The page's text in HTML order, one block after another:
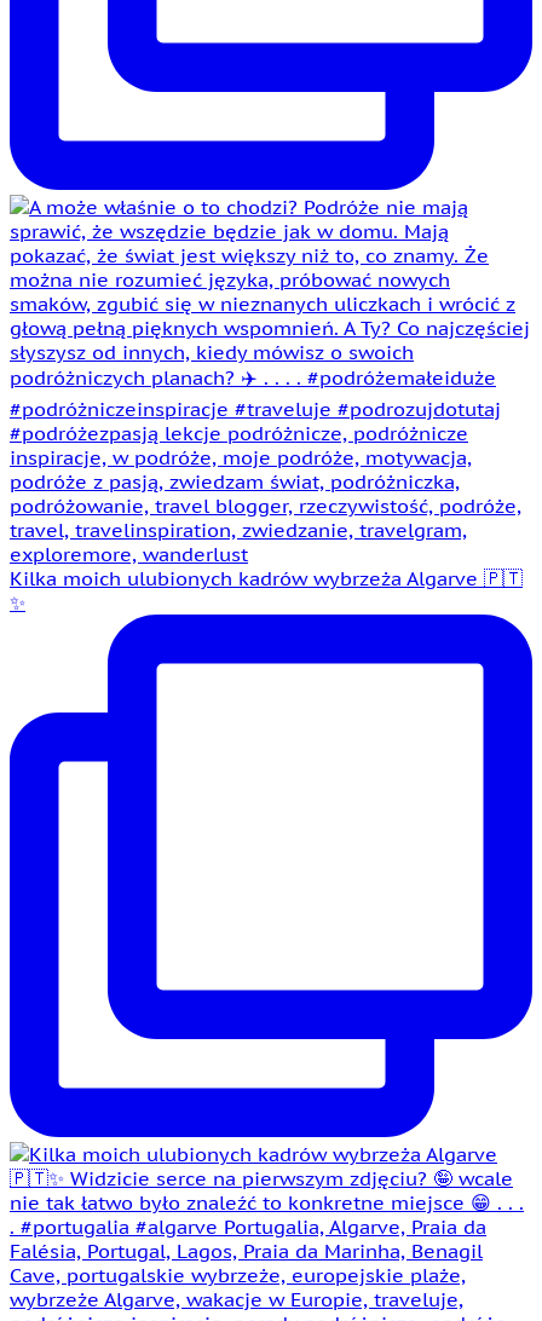
Kilka moich ulubionych kadrów wybrzeża Algarve 🇵🇹
✨